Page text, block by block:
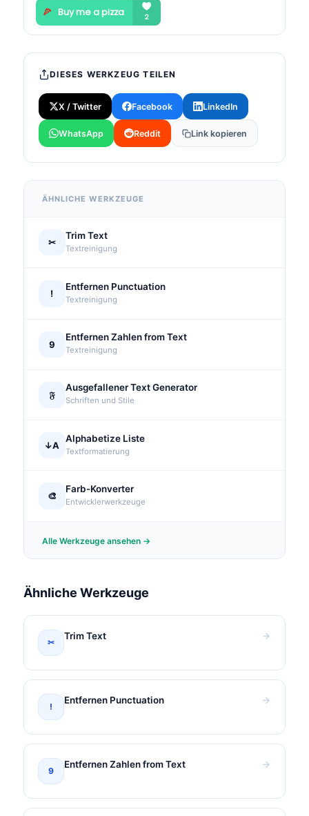
DIESES WERKZEUG TEILEN
X / Twitter Facebook LinkedIn
WhatsApp Reddit Link kopieren
ÄHNLICHE WERKZEUGE
✂
Trim Text
Textreinigung
!
Entfernen Punctuation
Textreinigung
9
Entfernen Zahlen from Text
Textreinigung
𝔉
Ausgefallener Text Generator
Schriften und Stile
↓A
Alphabetize Liste
Textformatierung
🎨
Farb-Konverter
Entwicklerwerkzeuge
Alle Werkzeuge ansehen →
Ähnliche Werkzeuge
✂
Trim Text
!
Entfernen Punctuation
9
Entfernen Zahlen from Text